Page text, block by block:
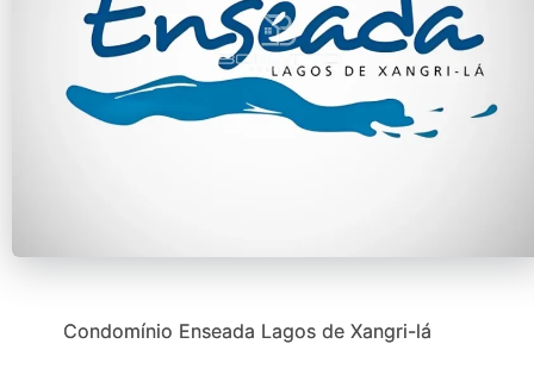
Condomínio Enseada Lagos de Xangri-lá